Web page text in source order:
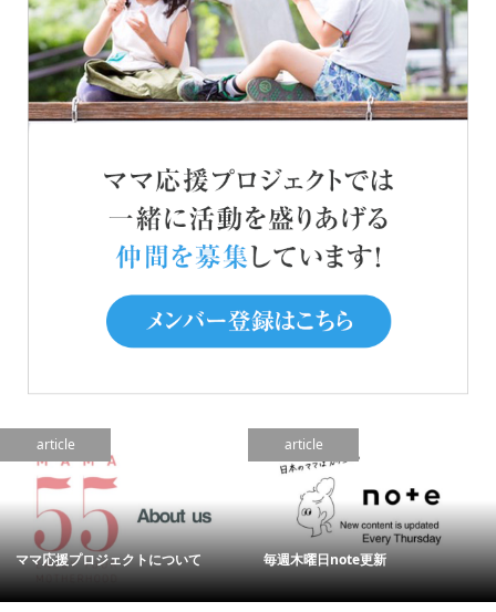
article
ママ応援プロジェクトについて
article
毎週木曜日note更新